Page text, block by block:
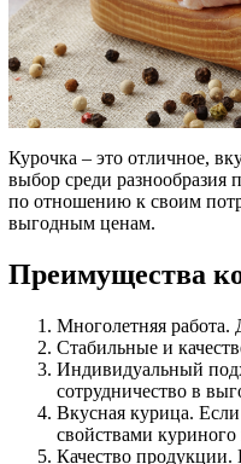
Курочка – это отличное,
выбор среди разнообразия
по отношению к своим
выгодным ценам.
Преимущества
Многолетняя работа.
Стабильные и
Индивидуальный
сотрудничество в
Вкусная курица.
свойствами куриного
Качество продукции.